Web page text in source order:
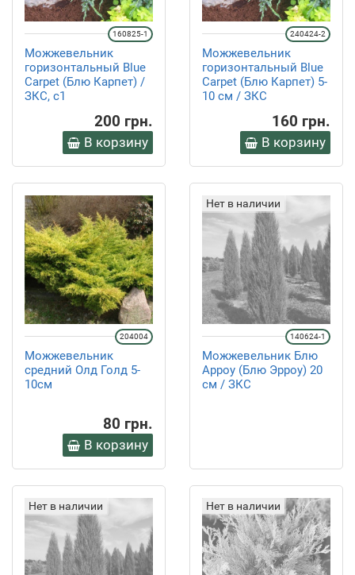
Можжевельник
горизонтальный Blue
Carpet (Блю Карпет) /
ЗКС, с1
160825-1
200 грн.
В корзину
Можжевельник
горизонтальный Blue
Carpet (Блю Карпет) 5-
10 см / ЗКС
240424-2
160 грн.
В корзину
Можжевельник
средний Олд Голд 5-
10см
204004
80 грн.
В корзину
Нет в наличии
Можжевельник Блю
Арроу (Блю Эрроу) 20
см / ЗКС
140624-1
Нет в наличии Нет в наличии